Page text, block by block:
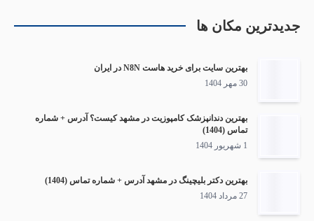
جدیدترین مکان ها
بهترین سایت برای خرید هاست N8N در ایران
30 مهر 1404
بهترین دندانپزشک کامپوزیت در مشهد کیست؟ آدرس + شماره
تماس (1404)
1 شهریور 1404
بهترین دکتر بلیچینگ در مشهد آدرس + شماره تماس (1404)
27 مرداد 1404